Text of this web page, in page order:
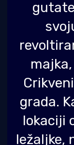
grada.
lokaciji
ležaljke,